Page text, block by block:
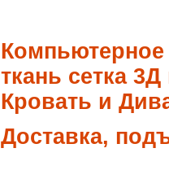
ткань сетка
Кровать и
Доставка,